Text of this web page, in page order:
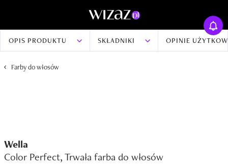
OPIS PRODUKTU SKŁADNIKI OPINIE
Farby do włosów
Wella
Color Perfect, Trwała farba do włosów